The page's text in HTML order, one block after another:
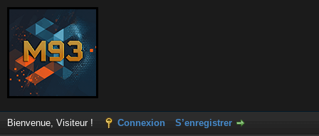
Bienvenue, Visiteur ! Connexion S’enregistrer